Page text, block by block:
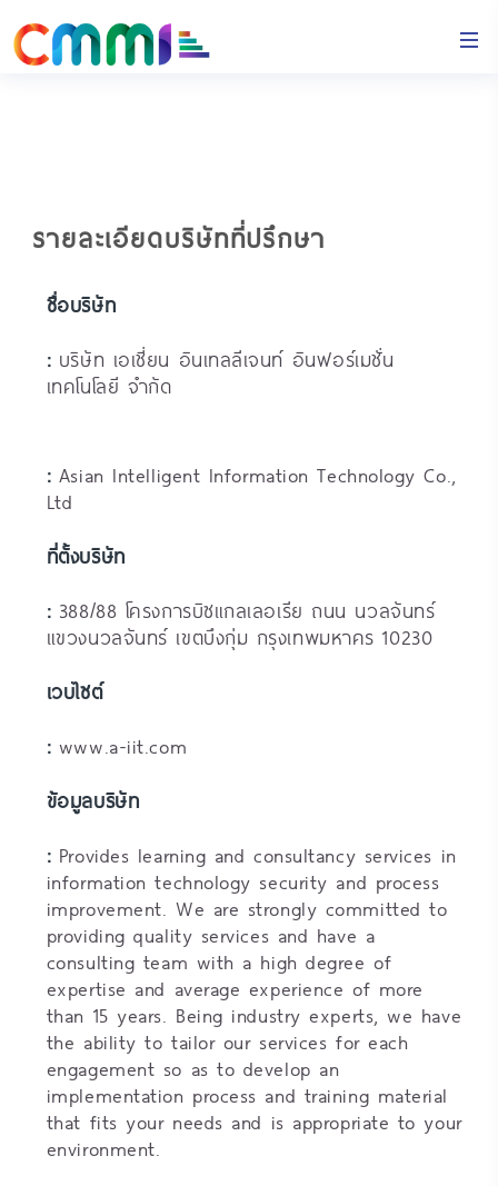
รายละเอียดบริษัทที่ปรึกษา
ชื่อบริษัท
: บริษัท เอเชี่ยน อินเทลลีเจนท์ อินฟอร์เมชั่น
เทคโนโลยี จำกัด
: Asian Intelligent Information Technology Co.,
Ltd
ที่ตั้งบริษัท
: 388/88 โครงการบิซแกลเลอเรีย ถนน นวลจันทร์
แขวงนวลจันทร์ เขตบึงกุ่ม กรุงเทพมหาคร 10230
เวบไซต์
: www.a-iit.com
ข้อมูลบริษัท
: Provides learning and consultancy services in
information technology security and process
improvement. We are strongly committed to
providing quality services and have a
consulting team with a high degree of
expertise and average experience of more
than 15 years. Being industry experts, we have
the ability to tailor our services for each
engagement so as to develop an
implementation process and training material
that fits your needs and is appropriate to your
environment.